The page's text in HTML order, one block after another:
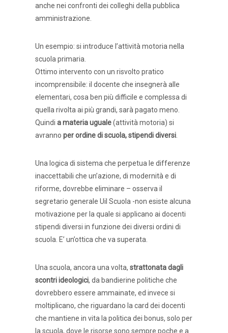
anche nei confronti dei colleghi della pubblica
amministrazione.
Un esempio: si introduce l’attività motoria nella
scuola primaria.
Ottimo intervento con un risvolto pratico
incomprensibile: il docente che insegnerà alle
elementari, cosa ben più difficile e complessa di
quella rivolta ai più grandi, sarà pagato meno.
Quindi a materia uguale(attività motoria) si
avranno per ordine di scuola, stipendi diversi
Una logica di sistema che perpetua le differenze
inaccettabili che un’azione, di modernità e di
riforme, dovrebbe eliminare – osserva il
segretario generale Uil Scuola -non esiste alcuna
motivazione per la quale si applicano ai docenti
stipendi diversi in funzione dei diversi ordini di
scuola. E’ un’ottica che va superata.
Una scuola, ancora una volta, strattonata dagli
scontri ideologici, da bandierine politiche che
dovrebbero essere ammainate, ed invece si
moltiplicano, che riguardano la card dei docenti
che mantiene in vita la politica dei bonus, solo per
la scuola, dove le risorse sono sempre poche e a